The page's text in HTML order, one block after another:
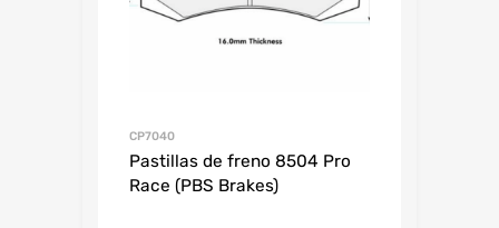
CP7040
Pastillas de freno 8504 Pro
Race (PBS Brakes)